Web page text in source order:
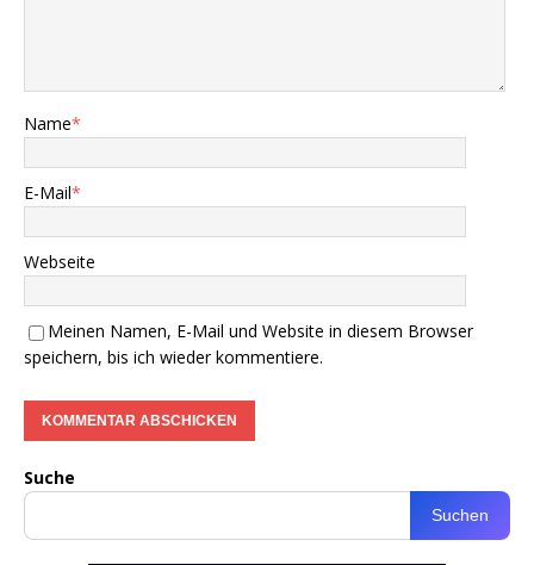
Name*
E-Mail*
Webseite
Meinen Namen, E-Mail und Website in diesem Browser
speichern, bis ich wieder kommentiere.
Suche
Suchen